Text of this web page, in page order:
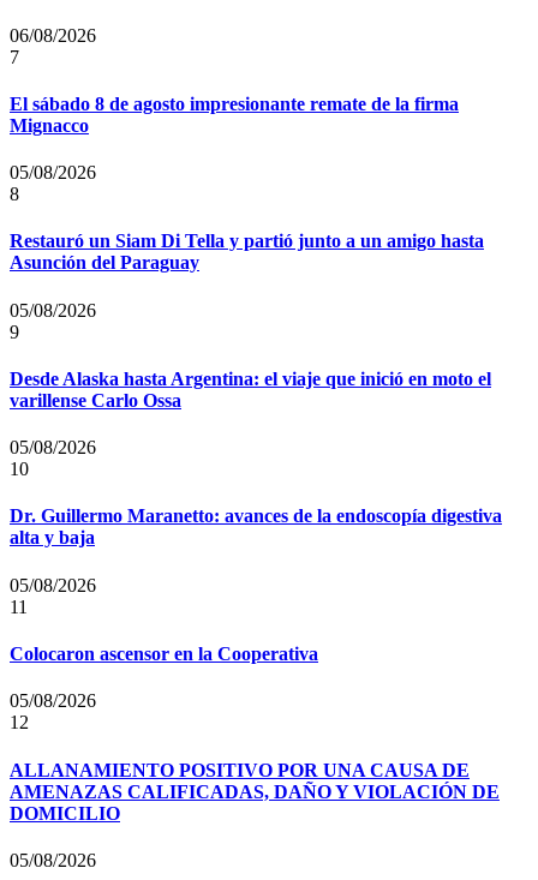
06/08/2026
7
El sábado 8 de agosto impresionante remate de la firma
Mignacco
05/08/2026
8
Restauró un Siam Di Tella y partió junto a un amigo hasta
Asunción del Paraguay
05/08/2026
9
Desde Alaska hasta Argentina: el viaje que inició en moto el
varillense Carlo Ossa
05/08/2026
10
Dr. Guillermo Maranetto: avances de la endoscopía digestiva
alta y baja
05/08/2026
11
Colocaron ascensor en la Cooperativa
05/08/2026
12
ALLANAMIENTO POSITIVO POR UNA CAUSA DE
AMENAZAS CALIFICADAS, DAÑO Y VIOLACIÓN DE
DOMICILIO
05/08/2026